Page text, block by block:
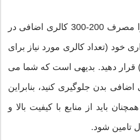
شما باید هدف خود را مصرف 200-300 کالری اضافی در
خود (تعداد کالری مورد نیاز برای
دهید. بدیهی است که شما می
اضافی بدن جلوگیری کنید، بنابراین
باید از منابع با کیفیت بالا و
تامین شود.